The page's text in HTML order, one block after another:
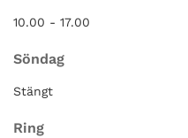
10.00 - 17.00
Söndag
Stängt
Ring